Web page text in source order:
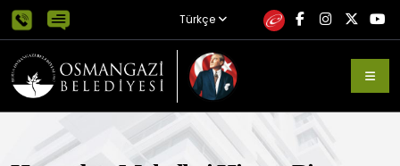
Türkçe